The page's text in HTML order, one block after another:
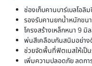
ช่องเก็บคานบาร์เบลโอลิ
รองรับคานยกน้ำหนักขน
โครงสร้างเหล็กหนา 9
พ่นสีเคลือบกันสนิมอย่าง
ช่วยจัดพื้นที่ฟิตเนสให้เป็น
เพิ่มความปลอดภัย ลดก